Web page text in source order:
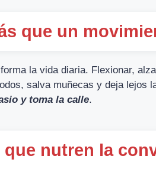
que un
la vida diaria. Flexionar,
salva muñecas y deja lejos
y toma la calle.
nutren la